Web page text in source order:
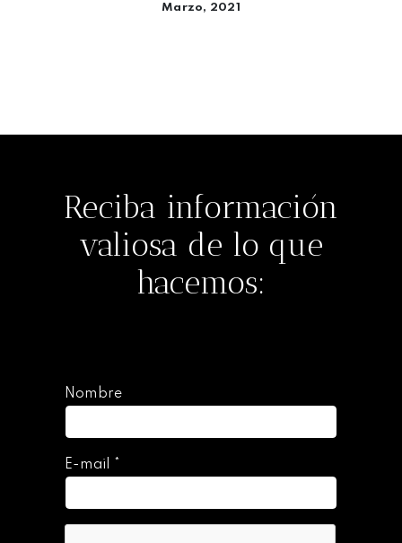
Marzo, 2021
Reciba información
valiosa de lo que
hacemos:
Nombre
E-mail *